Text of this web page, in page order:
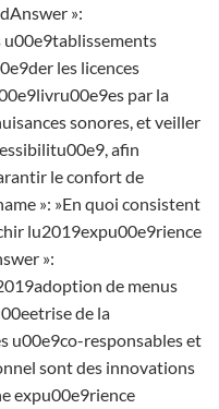
»:
u00e9tablissements
les licences
par la
sonores, et veiller
afin
le confort de
»: »En quoi consistent
lu2019expu00e9rience
»:
de menus
de la
u00e9co-responsables et
sont des innovations
expu00e9rience